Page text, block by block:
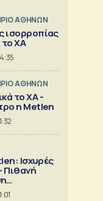
ΑΘΗΝΩΝ
ισορροπίας
το ΧΑ
ΑΘΗΝΩΝ
το ΧΑ -
η Metlen
Ισχυρές
Πιθανή